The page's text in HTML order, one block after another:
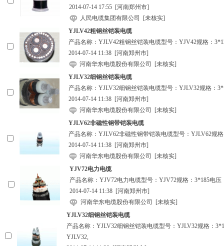
2014-07-14 17:55 [河南郑州市]
人民电缆集团有限公司
[未核实]
YJLV42粗钢丝铠装电缆
产品名称：YJLV42粗钢丝铠装电缆型号：YJV42规格：
2014-07-14 11:38 [河南郑州市]
河南华东电缆股份有限公司
[未核实]
YJLV32细钢丝铠装电缆
产品名称：YJLV32细钢丝铠装电缆型号：YJLV32规格：
2014-07-14 11:38 [河南郑州市]
河南华东电缆股份有限公司
[未核实]
YJLV62非磁性钢带铠装电缆
产品名称：YJLV62非磁性钢带铠装电缆型号：YJLV62规
2014-07-14 11:38 [河南郑州市]
河南华东电缆股份有限公司
[未核实]
YJV72电力电缆
产品名称：YJV72电力电缆型号：YJV72规格：3*185电压
2014-07-14 11:38 [河南郑州市]
河南华东电缆股份有限公司
[未核实]
YJLV32细钢丝铠装电缆
产品名称：YJLV32细钢丝铠装电缆型号：YJLV32规格：
YJLV32,